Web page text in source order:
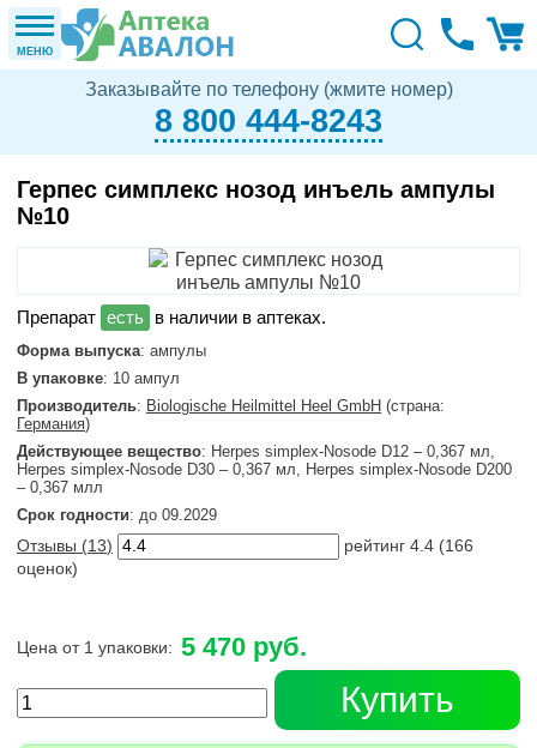
МЕНЮ
Заказывайте по телефону (жмите номер)
8 800 444-8243
Герпес симплекс нозод инъель ампулы
№10
в наличии в аптеках.
Форма выпуска: ампулы
В упаковке: 10 ампул
Производитель: Biologische Heilmittel Heel GmbH (страна:
Германия)
Действующее вещество: Herpes simplex-Nosode D12 – 0,367 мл,
Herpes simplex-Nosode D30 – 0,367 мл, Herpes simplex-Nosode D200
– 0,367 млл
Срок годности: до 09.2029
Отзывы (13) рейтинг 4.4 (166
оценок)
Цена от 1 упаковки: 5 470 руб.
Купить